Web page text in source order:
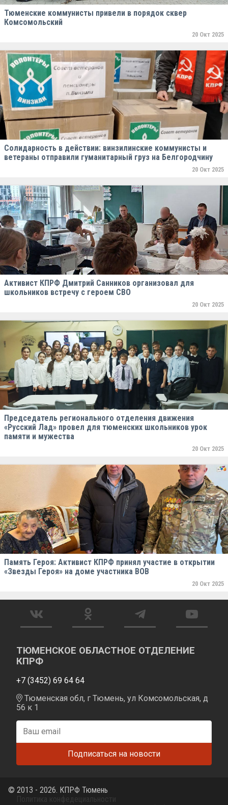
Тюменские коммунисты привели в порядок сквер
Комсомольский
20 Окт 2025
Солидарность в действии: винзилинские коммунисты и
ветераны отправили гуманитарный груз на Белгородчину
20 Окт 2025
Активист КПРФ Дмитрий Санников организовал для
школьников встречу с героем СВО
20 Окт 2025
Председатель регионального отделения движения
«Русский Лад» провел для тюменских школьников урок
памяти и мужества
20 Окт 2025
Память Героя: Активист КПРФ принял участие в открытии
«Звезды Героя» на доме участника ВОВ
20 Окт 2025
ТЮМЕНСКОЕ ОБЛАСТНОЕ ОТДЕЛЕНИЕ
КПРФ
+7 (3452) 69 64 64
Тюменская обл, г Тюмень, ул Комсомольская, д
56 к 1
© 2013 - 2026. КПРФ Тюмень